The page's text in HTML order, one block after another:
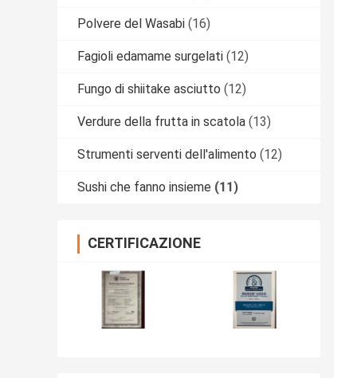
Polvere del Wasabi (16)
Fagioli edamame surgelati (12)
Fungo di shiitake asciutto (12)
Verdure della frutta in scatola (13)
Strumenti serventi dell'alimento (12)
Sushi che fanno insieme (11)
CERTIFICAZIONE